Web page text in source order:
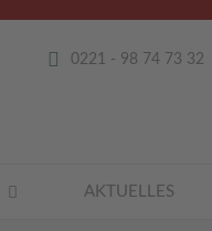
0221 - 98 74 73 32
AKTUELLES